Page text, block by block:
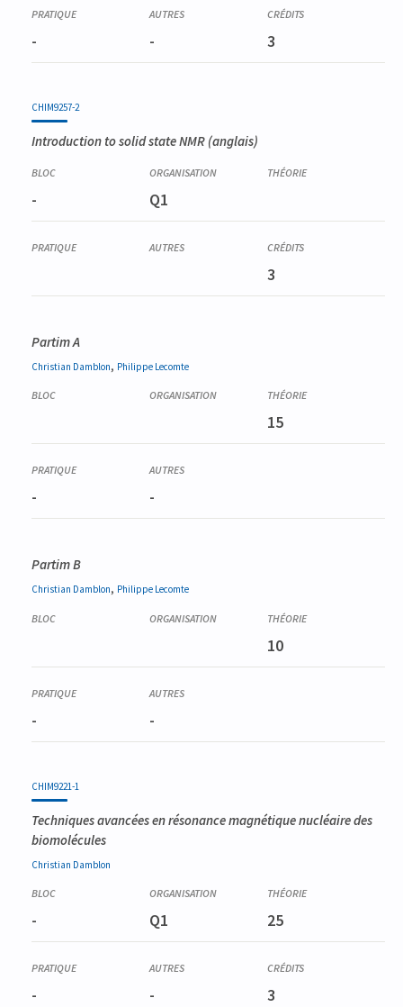
- - 3
CHIM9257-2
Introduction to solid state NMR (anglais)
- Q1
3
Partim A
Christian Damblon, Philippe Lecomte
15
- -
Partim B
Christian Damblon, Philippe Lecomte
10
- -
CHIM9221-1
Techniques avancées en résonance magnétique nucléaire des
biomolécules
Christian Damblon
- Q1 25
- - 3